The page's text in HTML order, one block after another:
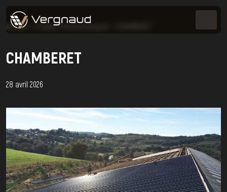
Accueil Projets Photovoltaïques
CHAMBERET
28 avril 2026